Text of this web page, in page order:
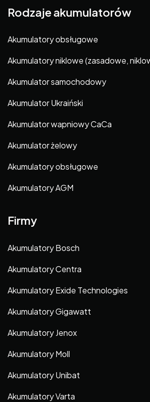
Rodzaje akumulatorów
Akumulatory obsługowe
Akumulatory niklowe (zasadowe,
Akumulator samochodowy
Akumulator Ukraiński
Akumulator wapniowy CaCa
Akumulator żelowy
Akumulatory obsługowe
Akumulatory AGM
Firmy
Akumulatory Bosch
Akumulatory Centra
Akumulatory Exide Technologies
Akumulatory Gigawatt
Akumulatory Jenox
Akumulatory Moll
Akumulatory Unibat
Akumulatory Varta